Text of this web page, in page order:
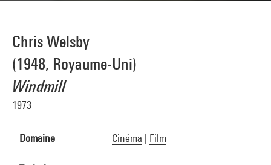
Chris Welsby
(1948, Royaume-Uni)
Windmill
1973
Domaine Cinéma Film